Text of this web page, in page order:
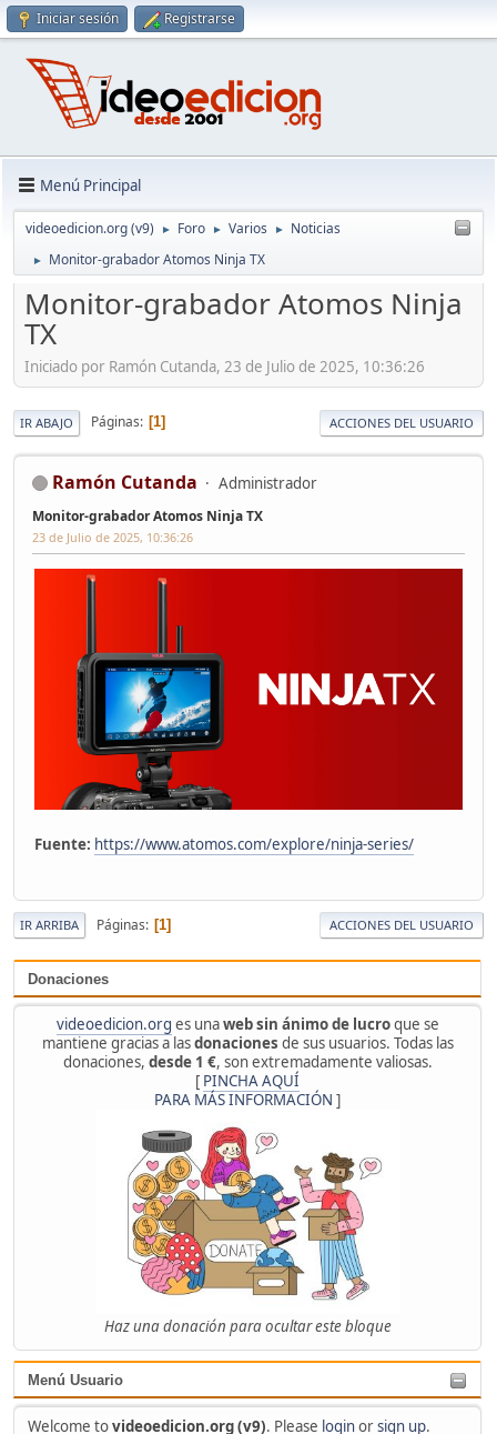
Iniciar sesión Registrarse
Menú Principal
videoedicion.org (v9) ► Foro ► Varios ► Noticias
► Monitor-grabador Atomos Ninja TX
Donaciones
videoedicion.org es unaweb sin ánimo de lucroque se
mantiene gracias a lasdonaciones de sus usuarios. Todas las
donaciones, desde 1 €, son extremadamente valiosas.
[ PINCHA AQUÍ
PARA MÁS INFORMACIÓN ]
Haz una donación para ocultar este bloque
Menú Usuario
Welcome tovideoedicion.org (v9). Please loginorsign up.
Monitor-grabador Atomos Ninja
TX
Iniciado por Ramón Cutanda, 23 de Julio de 2025, 10:36:26
IR ABAJO Páginas 1 ACCIONES DEL USUARIO
Ramón Cutanda Administrador
Monitor-grabador Atomos Ninja TX
23 de Julio de 2025, 10:36:26
Fuente: https://www.atomos.com/explore/ninja-series/
IR ARRIBA Páginas 1 ACCIONES DEL USUARIO